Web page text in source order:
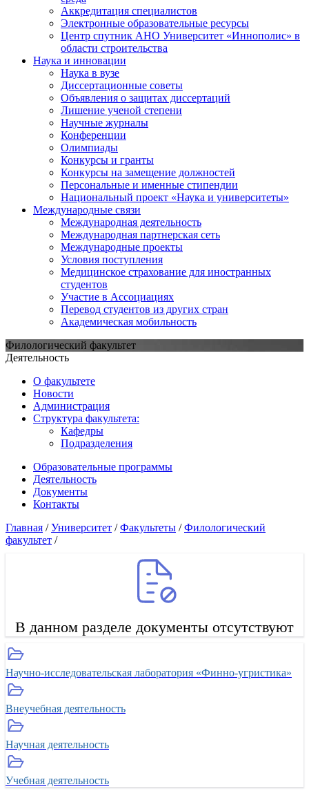
Аккредитация специалистов
Электронные образовательные ресурсы
Центр спутник АНО Университет «Иннополис» в
области строительства
Наука и инновации
Наука в вузе
Диссертационные советы
Объявления о защитах диссертаций
Лишение ученой степени
Научные журналы
Конференции
Олимпиады
Конкурсы и гранты
Конкурсы на замещение должностей
Персональные и именные стипендии
Национальный проект «Наука и университеты»
Международные связи
Международная деятельность
Международная партнерская сеть
Международные проекты
Условия поступления
Медицинское страхование для иностранных
студентов
Участие в Ассоциациях
Перевод студентов из других стран
Академическая мобильность
Филологический факультет
Деятельность
О факультете
Новости
Администрация
Структура факультета:
Кафедры
Подразделения
Образовательные программы
Деятельность
Документы
Контакты
Главная /Университет /Факультеты /Филологический
факультет /
В данном разделе документы отсутствуют
Научно-исследовательская лаборатория «Финно-угристика»
Внеучебная деятельность
Научная деятельность
Учебная деятельность